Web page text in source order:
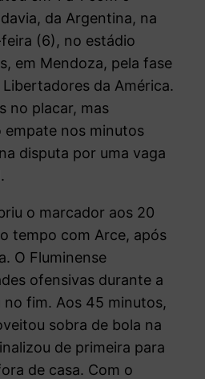
da Argentina, na
(6), no estádio
em Mendoza, pela fase
da América.
no placar, mas
empate nos minutos
disputa por uma vaga
o marcador aos 20
tempo com Arce, após
O Fluminense
ofensivas durante a
no fim. Aos 45 minutos,
sobra de bola na
de primeira para
de casa. Com o